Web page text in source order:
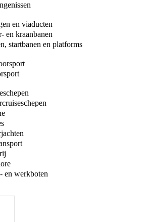
en viaducten
en kraanbanen
startbanen en platforms
en werkboten